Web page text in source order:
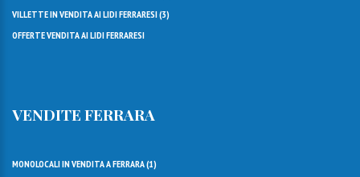
VILLETTE IN VENDITA AI LIDI FERRARESI (3)
OFFERTE VENDITA AI LIDI FERRARESI
VENDITE FERRARA
MONOLOCALI IN VENDITA A FERRARA (1)